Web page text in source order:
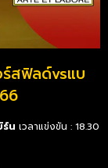
สฟิลด์vsแบ
ร์น เวลาแข่งขัน : 18.30